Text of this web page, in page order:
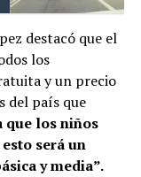
destacó que el
los
y un precio
del país que
que los niños
será un
y media”.